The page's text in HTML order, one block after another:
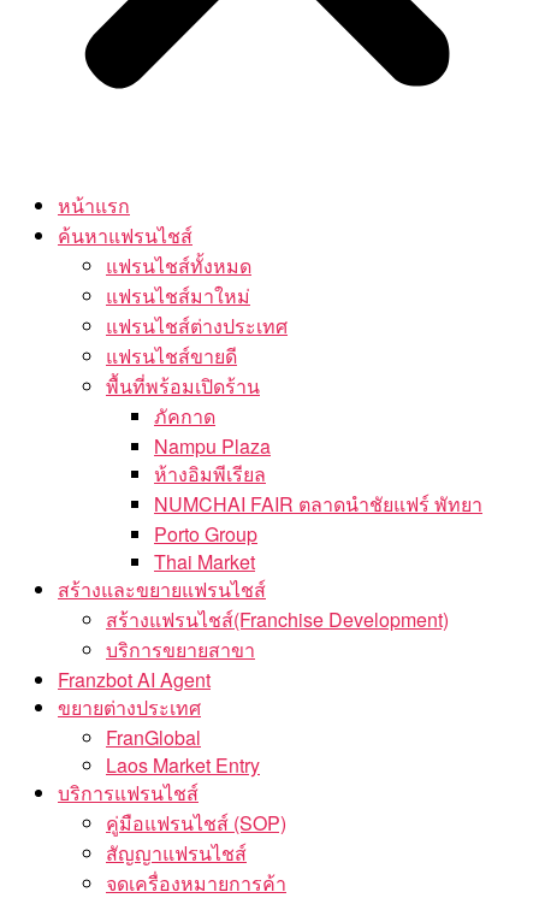
หน้าแรก
ค้นหาแฟรนไชส์
แฟรนไชส์ทั้งหมด
แฟรนไชส์มาใหม่
แฟรนไชส์ต่างประเทศ
แฟรนไชส์ขายดี
พื้นที่พร้อมเปิดร้าน
ภัคกาด
Nampu Plaza
ห้างอิมพีเรียล
NUMCHAI FAIR ตลาดนำชัยแฟร์ พัทยา
Porto Group
Thai Market
สร้างและขยายแฟรนไชส์
สร้างแฟรนไชส์(Franchise Development)
บริการขยายสาขา
Franzbot AI Agent
ขยายต่างประเทศ
FranGlobal
Laos Market Entry
บริการแฟรนไชส์
คู่มือแฟรนไชส์ (SOP)
สัญญาแฟรนไชส์
จดเครื่องหมายการค้า